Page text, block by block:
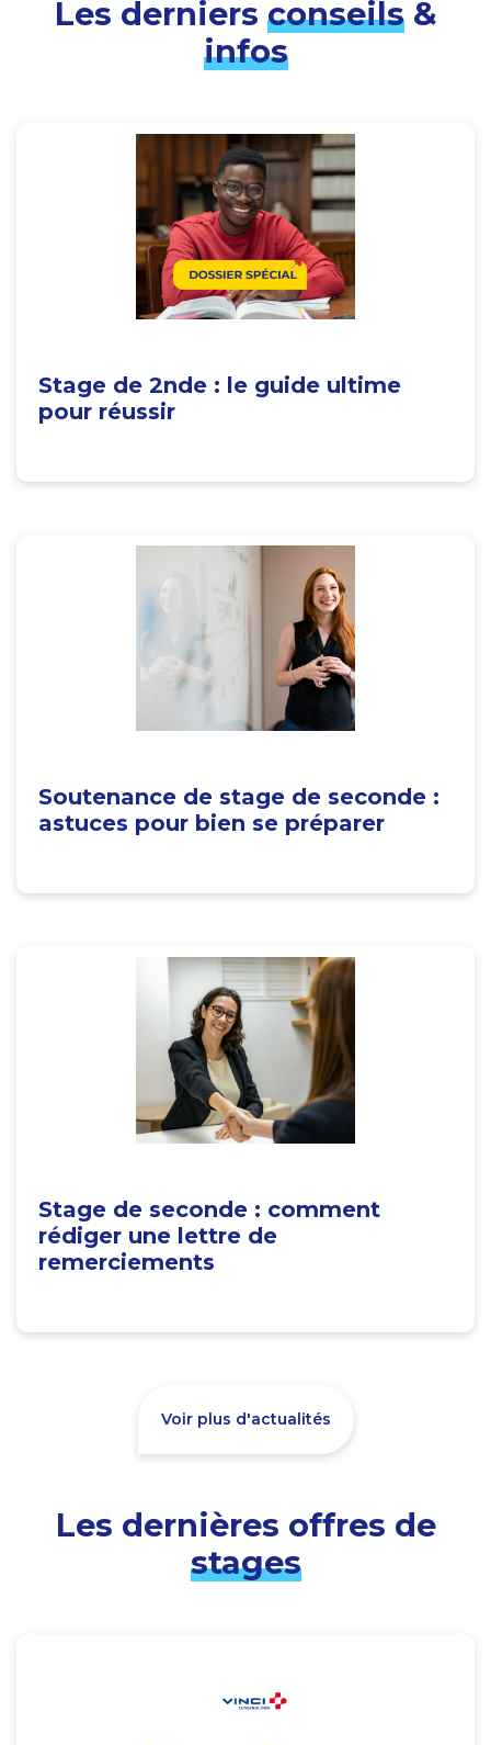
Les derniers conseils&
infos
Stage de 2nde : le guide ultime
pour réussir
Soutenance de stage de seconde :
astuces pour bien se préparer
Stage de seconde : comment
rédiger une lettre de
remerciements
Voir plus d'actualités
Les dernières offres de
stages